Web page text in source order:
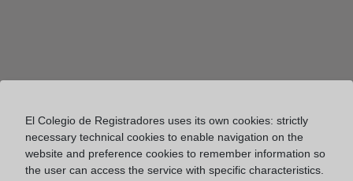
El Colegio de Registradores uses its own cookies: strictly
necessary technical cookies to enable navigation on the
website and preference cookies to remember information so
the user can access the service with specific characteristics.